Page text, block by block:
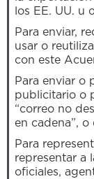
los EE. UU. u
Para enviar,
usar o
con este
Para enviar o
publicitario o
“correo no
en cadena”,
Para
representar a
oficiales,